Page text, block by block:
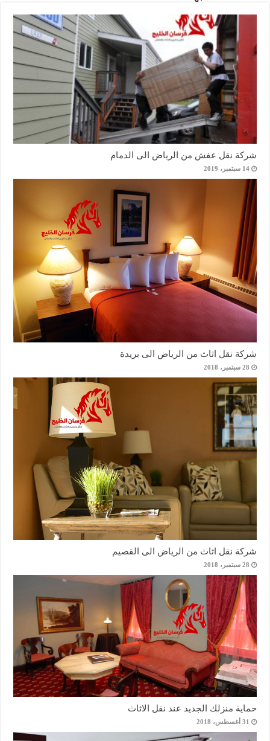
شركة نقل عفش من الرياض الى الدمام
14 سبتمبر، 2019
شركة نقل اثاث من الرياض الى بريدة
28 سبتمبر، 2018
شركة نقل اثاث من الرياض الى القصيم
28 سبتمبر، 2018
حماية منزلك الجديد عند نقل الاثاث
31 أغسطس، 2018